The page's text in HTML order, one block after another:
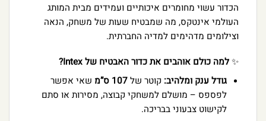
הכדור עשוי מחומרים איכותיים ועמידים מבית המותג
העולמי אינטקס, מה שמבטיח שעות של משחק, הנאה
וצילומים מדהימים למדיה החברתית.
✨למה כולם אוהבים את כדור האבטיח של Intex?
גודל ענק ומלהיב: קוטר של107 ס”מ
שאי אפשר
לפספס – מושלם למשחקי קבוצה, מסירות או סתם
לקישוט צבעוני בבריכה.